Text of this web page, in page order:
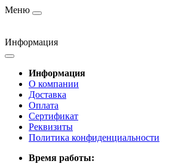
Меню
Информация
Информация
О компании
Доставка
Оплата
Сертификат
Реквизиты
Политика конфиденциальности
Время работы: